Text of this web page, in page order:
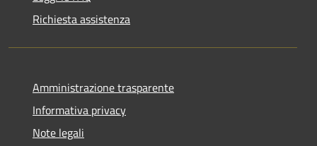
Richiesta assistenza
Amministrazione trasparente
Informativa privacy
Note legali